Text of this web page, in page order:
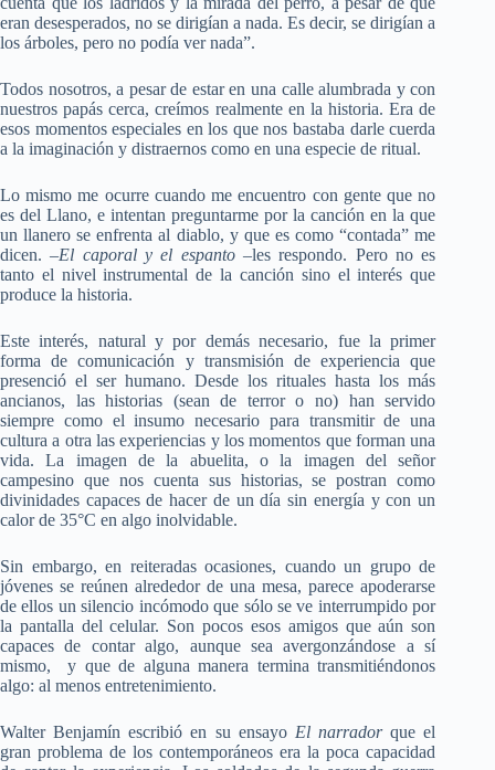
eran desesperados, no se dirigían a nada. Es decir, se dirigían a
los árboles, pero no podía ver nada”.
Todos nosotros, a pesar de estar en una calle alumbrada y con
nuestros papás cerca, creímos realmente en la historia. Era de
esos momentos especiales en los que nos bastaba darle cuerda
a la imaginación y distraernos como en una especie de ritual.
Lo mismo me ocurre cuando me encuentro con gente que no
es del Llano, e intentan preguntarme por la canción en la que
un llanero se enfrenta al diablo, y que es como “contada” me
dicen. –El caporal y el espanto –les respondo. Pero no es
tanto el nivel instrumental de la canción sino el interés que
produce la historia.
Este interés, natural y por demás necesario, fue la primer
forma de comunicación y transmisión de experiencia que
presenció el ser humano. Desde los rituales hasta los más
ancianos, las historias (sean de terror o no) han servido
siempre como el insumo necesario para transmitir de una
cultura a otra las experiencias y los momentos que forman una
vida. La imagen de la abuelita, o la imagen del señor
campesino que nos cuenta sus historias, se postran como
divinidades capaces de hacer de un día sin energía y con un
calor de 35°C en algo inolvidable.
Sin embargo, en reiteradas ocasiones, cuando un grupo de
jóvenes se reúnen alrededor de una mesa, parece apoderarse
de ellos un silencio incómodo que sólo se ve interrumpido por
la pantalla del celular. Son pocos esos amigos que aún son
capaces de contar algo, aunque sea avergonzándose a sí
mismo, y que de alguna manera termina transmitiéndonos
algo: al menos entretenimiento.
Walter Benjamín escribió en su ensayo El narradorque el
gran problema de los contemporáneos era la poca capacidad